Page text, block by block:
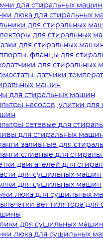
для стиральных машин
люка для стиральных
для стиральных
для стиральных
для стиральных
фланцы для
для стиральных
датчики
машин
для стиральных машин
насосов, улитки для
сетевые для
для стиральных
заливные для
сливные для
двигателей для
для сушильных машин
для сушильных машин
люка для сушильных
вентилятора для
для сушильных машин
люка для сушильных